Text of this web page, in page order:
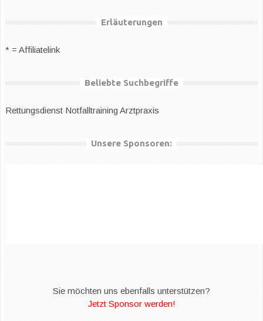
Erläuterungen
* = Affiliatelink
Beliebte Suchbegriffe
Rettungsdienst Notfalltraining Arztpraxis
Unsere Sponsoren:
Sie möchten uns ebenfalls unterstützen?
Jetzt Sponsor werden!